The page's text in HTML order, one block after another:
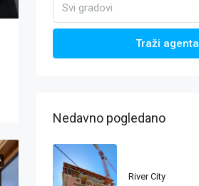
Svi gradovi
Traži agenta
Nedavno pogledano
River City